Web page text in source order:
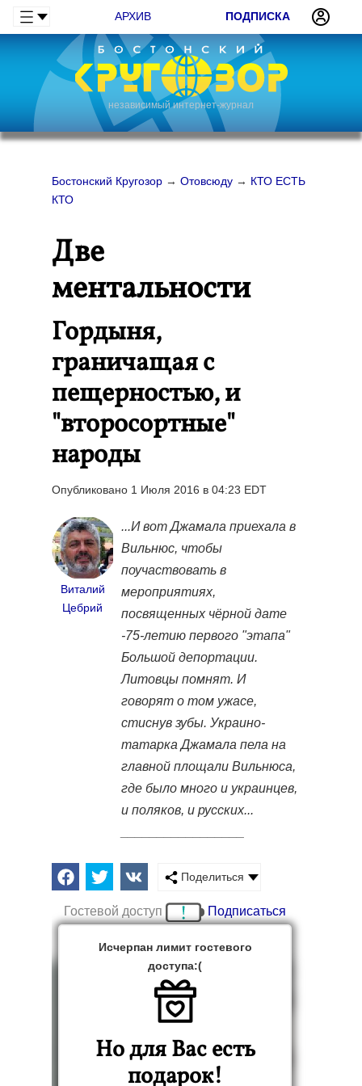
АРХИВ ПОДПИСКА
независимый интернет-журнал
Бостонский Кругозор → Отовсюду → КТО ЕСТЬ
КТО
Две
ментальности
Гордыня,
граничащая с
пещерностью, и
"второсортные"
народы
Опубликовано 1 Июля 2016 в 04:23 EDT
Виталий
Цебрий
...И вот Джамала приехала в
Вильнюс, чтобы
поучаствовать в
мероприятиях,
посвященных чёрной дате
-75-летию первого "этапа"
Большой депортации.
Литовцы помнят. И
говорят о том ужасе,
стиснув зубы. Украино-
татарка Джамала пела на
главной площали Вильнюса,
где было много и украинцев,
и поляков, и русских...
Поделиться
Гостевой доступ Подписаться
Исчерпан лимит гостевого
доступа:(
Но для Вас есть
подарок!